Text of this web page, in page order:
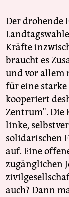
Der drohende
Kräfte
braucht es
und vor allem
für eine starke
kooperiert
Zentrum". Die
linke,
solidarischen
auf. Eine
zugänglichen
auch? Dann